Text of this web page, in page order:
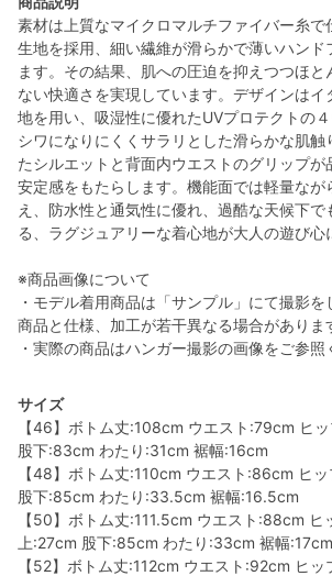
素材は上質なマイクロマルチファイバー糸で
生地を採用、細い繊維が滑らかで薄いハンド
ます。その結果、肌への圧迫を抑えつつほ
ない快適さを実現しています。デザインはイ
地を用い、吸湿性に優れたUVプロテクトの
シワになりにくくサラリとした滑らかな肌触
たシルエットと背面内ウエストのグリップが
安定感をもたらします。機能面では軽量なが
え、防水性と通気性に優れ、過酷な天候下で
る、ラグジュアリーな着心地が大人の遊び心
※商品画像について
・モデル着用商品は「サンプル」にて撮影
商品と仕様、加工が若干異なる場合がありま
・実際の商品はハンガー撮影の画像をご参照
サイズ
【46】ボトム丈:108cm ウエスト:79cm ヒ
股下:83cm わたり:31cm 裾幅:16cm
【48】ボトム丈:110cm ウエスト:86cm ヒ
股下:85cm わたり:33.5cm 裾幅:16.5cm
【50】ボトム丈:111.5cm ウエスト:88cm
上:27cm 股下:85cm わたり:33cm 裾幅:17cm
【52】ボトム丈:112cm ウエスト:92cm ヒ